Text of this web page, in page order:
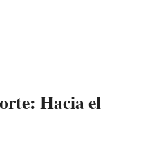
Hacia el